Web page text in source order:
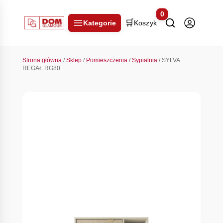
Kategorie 🛒 Koszyk
0
Strona główna/Sklep/ Pomieszczenia/Sypialnia/ SYLVA
REGAŁ RG80